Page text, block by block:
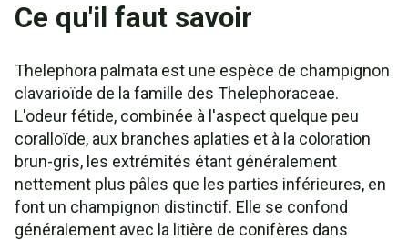
Ce qu'il faut savoir
Thelephora palmata est une espèce de champignon
clavarioïde de la famille des Thelephoraceae.
L'odeur fétide, combinée à l'aspect quelque peu
coralloïde, aux branches aplaties et à la coloration
brun-gris, les extrémités étant généralement
nettement plus pâles que les parties inférieures, en
font un champignon distinctif. Elle se confond
généralement avec la litière de conifères dans